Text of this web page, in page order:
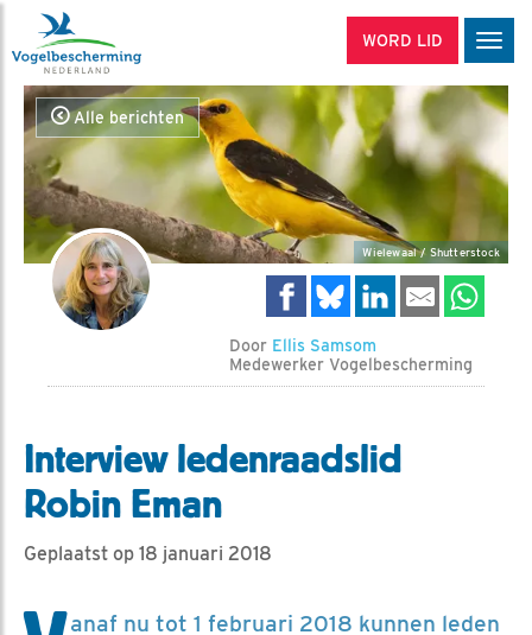
WORD LID
Alle berichten
Wielewaal / Shutterstock
Door Ellis Samsom
Medewerker Vogelbescherming
Interview ledenraadslid
Robin Eman
Geplaatst op 18 januari 2018
anaf nu tot 1 februari 2018 kunnen leden